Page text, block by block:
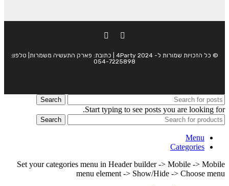
© כל הזכויות שמורות ל- 4Party 2024 | כתובת: פארק התעשיה משמרות| טלפון:
054-7225898
Search
Start typing to see posts you are looking for.
Search
Menu
Categories
Set your categories menu in Header builder -> Mobile -> Mobile
menu element -> Show/Hide -> Choose menu